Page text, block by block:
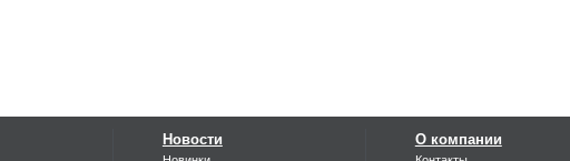
Новости О компании